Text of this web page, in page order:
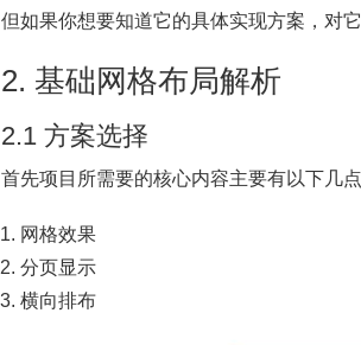
但如果你想要知道它的具体实现方案，对
2. 基础网格布局解析
2.1 方案选择
首先项目所需要的核心内容主要有以下几点
网格效果
分页显示
横向排布